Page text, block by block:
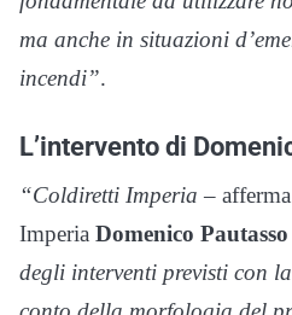
ma anche in situazioni
incendi”.
L’intervento di
“Coldiretti Imperia –
Imperia Domenico Pautasso
degli interventi previsti con